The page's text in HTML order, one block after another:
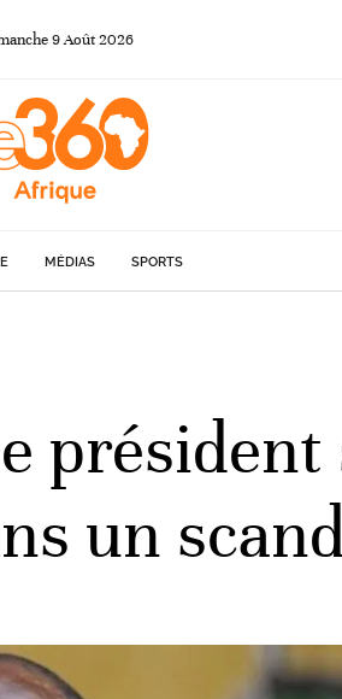
9Août 2026
MÉDIAS SPORTS
un